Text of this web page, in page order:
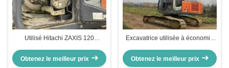
Utilisé Hitachi ZAXIS 120
télécommande 1 tonne de charge
Obtenez le meilleur prix
Excavatrice utilisée à économie
Machine de construction
Obtenez le meilleur prix